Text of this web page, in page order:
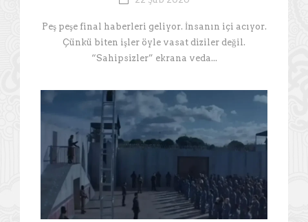
Peş peşe final haberleri geliyor. İnsanın içi acıyor.
Çünkü biten işler öyle vasat diziler değil.
“Sahipsizler” ekrana veda...